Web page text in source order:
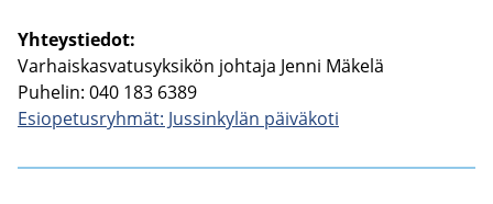
Yh­teys­tie­dot:
Var­hais­kas­va­tusyk­si­kön joh­ta­ja Jenni Mä­ke­lä
Pu­he­lin: 040 183 6389
Esio­pe­tus­ryh­mät: Jus­sin­ky­län päi­vä­ko­ti